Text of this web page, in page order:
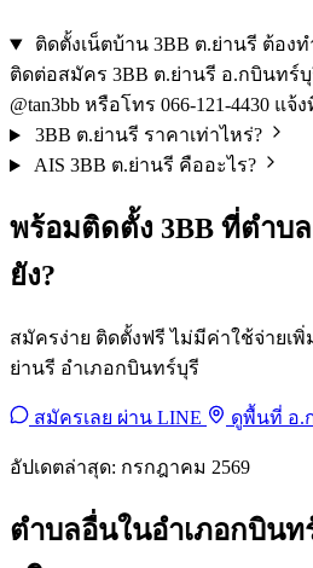
ติดตั้งเน็ตบ้าน 3BB ต.ย่านรี ต้องท
ติดต่อสมัคร 3BB ต.ย่านรี อ.กบินทร์
@tan3bb หรือโทร 066-121-4430 แ
3BB ต.ย่านรี ราคาเท่าไหร่?
AIS 3BB ต.ย่านรี คืออะไร?
พร้อมติดตั้ง 3BB ที่ตำบ
ยัง?
สมัครง่าย ติดตั้งฟรี ไม่มีค่าใช้จ่ายเ
ย่านรี อำเภอกบินทร์บุรี
สมัครเลย ผ่าน LINE ดูพื้นที่ อ.
อัปเดตล่าสุด: กรกฎาคม 2569
ตำบลอื่นในอำเภอกบินท